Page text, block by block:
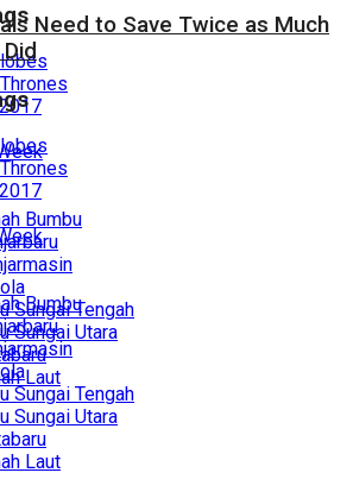
Bumbu
Sungai Tengah
Sungai Utara
Laut
Need to Save Twice as Much
Bumbu
Sungai Tengah
Sungai Utara
Laut